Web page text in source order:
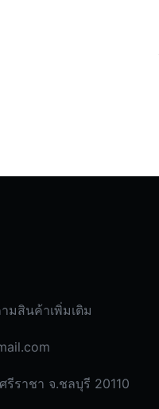
มสินค้าเพิ่มเติม
ราชา จ.ชลบุรี 20110